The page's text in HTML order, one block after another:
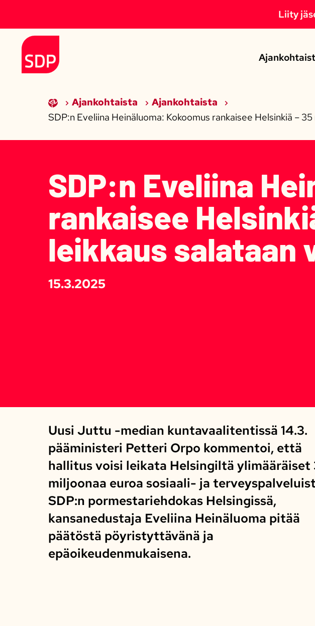
Etusivulle
Liity
Ajankohtaista
Ajankohtaista
SDP:n Eveliina Heinäluoma: Kokoomus rankaisee Helsinkiä –
SDP:n Eveliina
rankaisee
leikkaus salataan
15.3.2025
Uusi Juttu -median kuntavaalitentissä 14.3.
pääministeri Petteri Orpo kommentoi, että
hallitus voisi leikata Helsingiltä ylimääräiset
miljoonaa euroa sosiaali- ja
SDP:n pormestariehdokas Helsingissä,
kansanedustaja Eveliina Heinäluoma pitää
päätöstä pöyristyttävänä ja
epäoikeudenmukaisena.